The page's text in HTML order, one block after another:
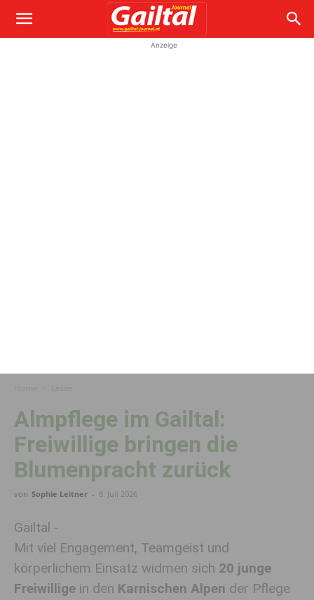
Anzeige
Almpflege im Gailtal:
Freiwillige bringen die
Blumenpracht zurück
von Sophie Leitner - 8. Juli 2026
Gailtal -
Mit viel Engagement, Teamgeist und
körperlichem Einsatz widmen sich 20 junge
Freiwillige in den Karnischen Alpen der Pflege